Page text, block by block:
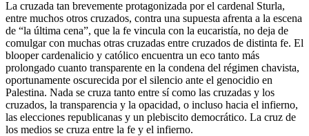
La cruzada tan brevemente protagonizada por el cardenal Sturla,
entre muchos otros cruzados, contra una supuesta afrenta a la escena
de “la última cena”, que la fe vincula con la eucaristía, no deja de
comulgar con muchas otras cruzadas entre cruzados de distinta fe. El
blooper cardenalicio y católico encuentra un eco tanto más
prolongado cuanto transparente en la condena del régimen chavista,
oportunamente oscurecida por el silencio ante el genocidio en
Palestina. Nada se cruza tanto entre sí como las cruzadas y los
cruzados, la transparencia y la opacidad, o incluso hacia el infierno,
las elecciones republicanas y un plebiscito democrático. La cruz de
los medios se cruza entre la fe y el infierno.